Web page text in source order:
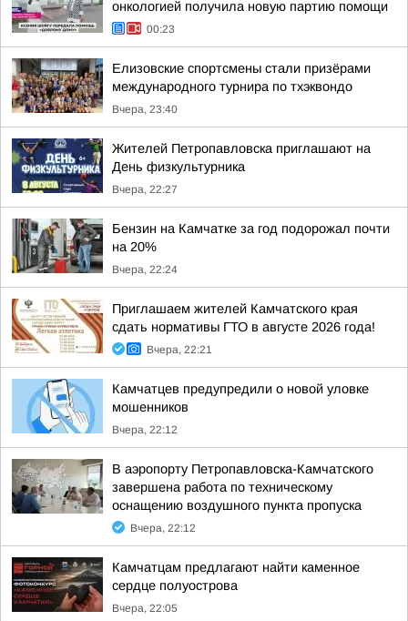
онкологией получила новую партию помощи
00:23
Елизовские спортсмены стали призёрами
международного турнира по тхэквондо
Вчера, 23:40
Жителей Петропавловска приглашают на
День физкультурника
Вчера, 22:27
Бензин на Камчатке за год подорожал почти
на 20%
Вчера, 22:24
Приглашаем жителей Камчатского края
сдать нормативы ГТО в августе 2026 года!
Вчера, 22:21
Камчатцев предупредили о новой уловке
мошенников
Вчера, 22:12
В аэропорту Петропавловска-Камчатского
завершена работа по техническому
оснащению воздушного пункта пропуска
Вчера, 22:12
Камчатцам предлагают найти каменное
сердце полуострова
Вчера, 22:05